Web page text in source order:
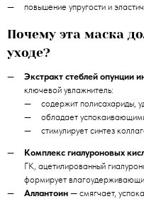
повышение упругости и
Почему эта маска
уходе?
Экстракт стеблей опунции
ключевой увлажнитель:
содержит полисахариды,
обладает
стимулирует синтез
Комплекс гиалуроновых
ГК, ацетилированный
формирует
Аллантоин — смягчает,